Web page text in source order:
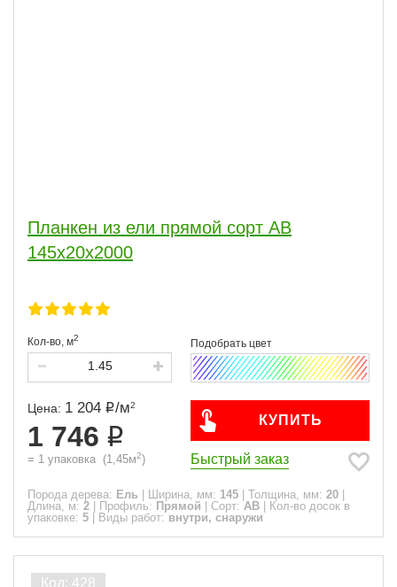
Планкен из ели прямой сорт АВ
145x20x2000
Кол-во, м2
Цена: 1 204 /м2
1 746
= 1 упаковка (1,45м2)
КУПИТЬ
Быстрый заказ
Порода дерева: Ель Ширина, мм: 145 Толщина, мм: 20
Длина, м: 2 Профиль: Прямой Сорт: АВ
Кол-во досок в
упаковке: 5 Виды работ: внутри, снаружи